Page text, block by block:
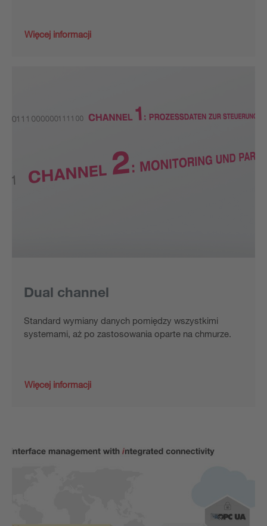
Więcej informacji
Dual channel
Standard wymiany danych pomiędzy wszystkimi
systemami, aż po zastosowania oparte na chmurze.
Więcej informacji